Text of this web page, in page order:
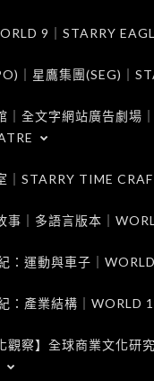
9｜STARRY
｜星鷹集團(SEG)｜
｜全文字網站廣告劇場
｜STARRY TIME
事｜多語言版本｜
：運動與車子｜
：產業結構｜WORLD
觀察】全球商業文化研